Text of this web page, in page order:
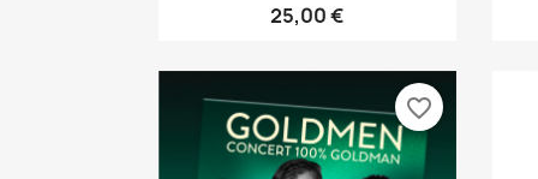
25,00 €
favorite_border